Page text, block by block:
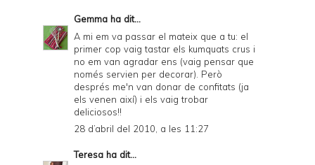
Gemma ha dit...
A mi em va passar el mateix que a tu: el
primer cop vaig tastar els kumquats crus i
no em van agradar ens (vaig pensar que
només servien per decorar). Però
després me'n van donar de confitats (ja
els venen així) i els vaig trobar
deliciosos!!
28 d’abril del 2010, a les 11:27
Teresa ha dit...